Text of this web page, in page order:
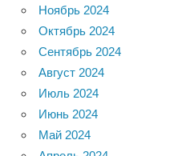
Ноябрь 2024
Октябрь 2024
Сентябрь 2024
Август 2024
Июль 2024
Июнь 2024
Май 2024